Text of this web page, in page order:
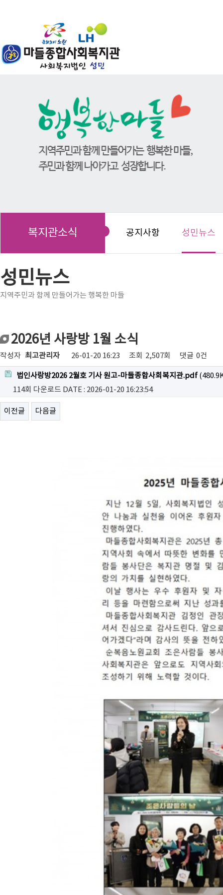
복지관소식 공지사항 성민뉴스
성민뉴스
지역주민과 함께 만들어가는 행복한 마들
2026년 사랑방 1월 소식
작성자 최고관리자 26-01-20 16:23 조회 2,507회 댓글 0건
법인사랑방2026 2월호 기사 원고-마들종합사회복지관.pdf
114회 다운로드 DATE : 2026-01-20 16:23:54
이전글 다음글